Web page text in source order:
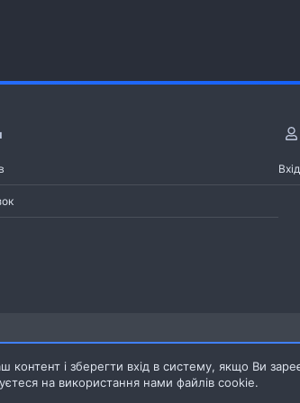
Вхід
Зворотній зв'язок
і зберегти вхід в систему, якщо Ви
на використання нами файлів cookie.